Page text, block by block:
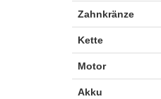
Zahnkränze
Kette
Motor
Akku